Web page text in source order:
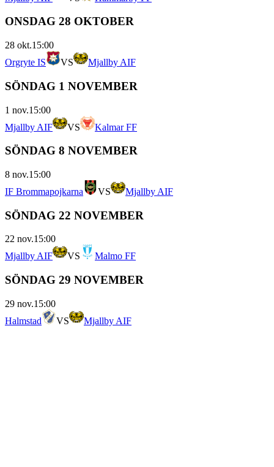
ONSDAG 28 OKTOBER
28 okt.15:00
Orgryte IS
VS Mjallby AIF
SÖNDAG 1 NOVEMBER
1 nov.15:00
Mjallby AIF
VS Kalmar FF
SÖNDAG 8 NOVEMBER
8 nov.15:00
IF Brommapojkarna
VS Mjallby AIF
SÖNDAG 22 NOVEMBER
22 nov.15:00
Mjallby AIF
VS Malmo FF
SÖNDAG 29 NOVEMBER
29 nov.15:00
Halmstad
VS Mjallby AIF